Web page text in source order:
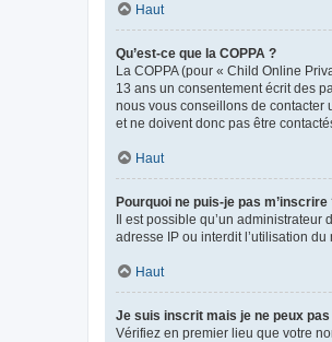
Haut
Qu’est-ce que la COPPA ?
La COPPA (pour « Child Online
13 ans un consentement écrit des
nous vous conseillons de contacter
et ne doivent donc pas être
Haut
Pourquoi ne puis-je pas m’inscrire
Il est possible qu’un
adresse IP ou interdit l’utilisation
Haut
Je suis inscrit mais je ne peux
Vérifiez en premier lieu que votre